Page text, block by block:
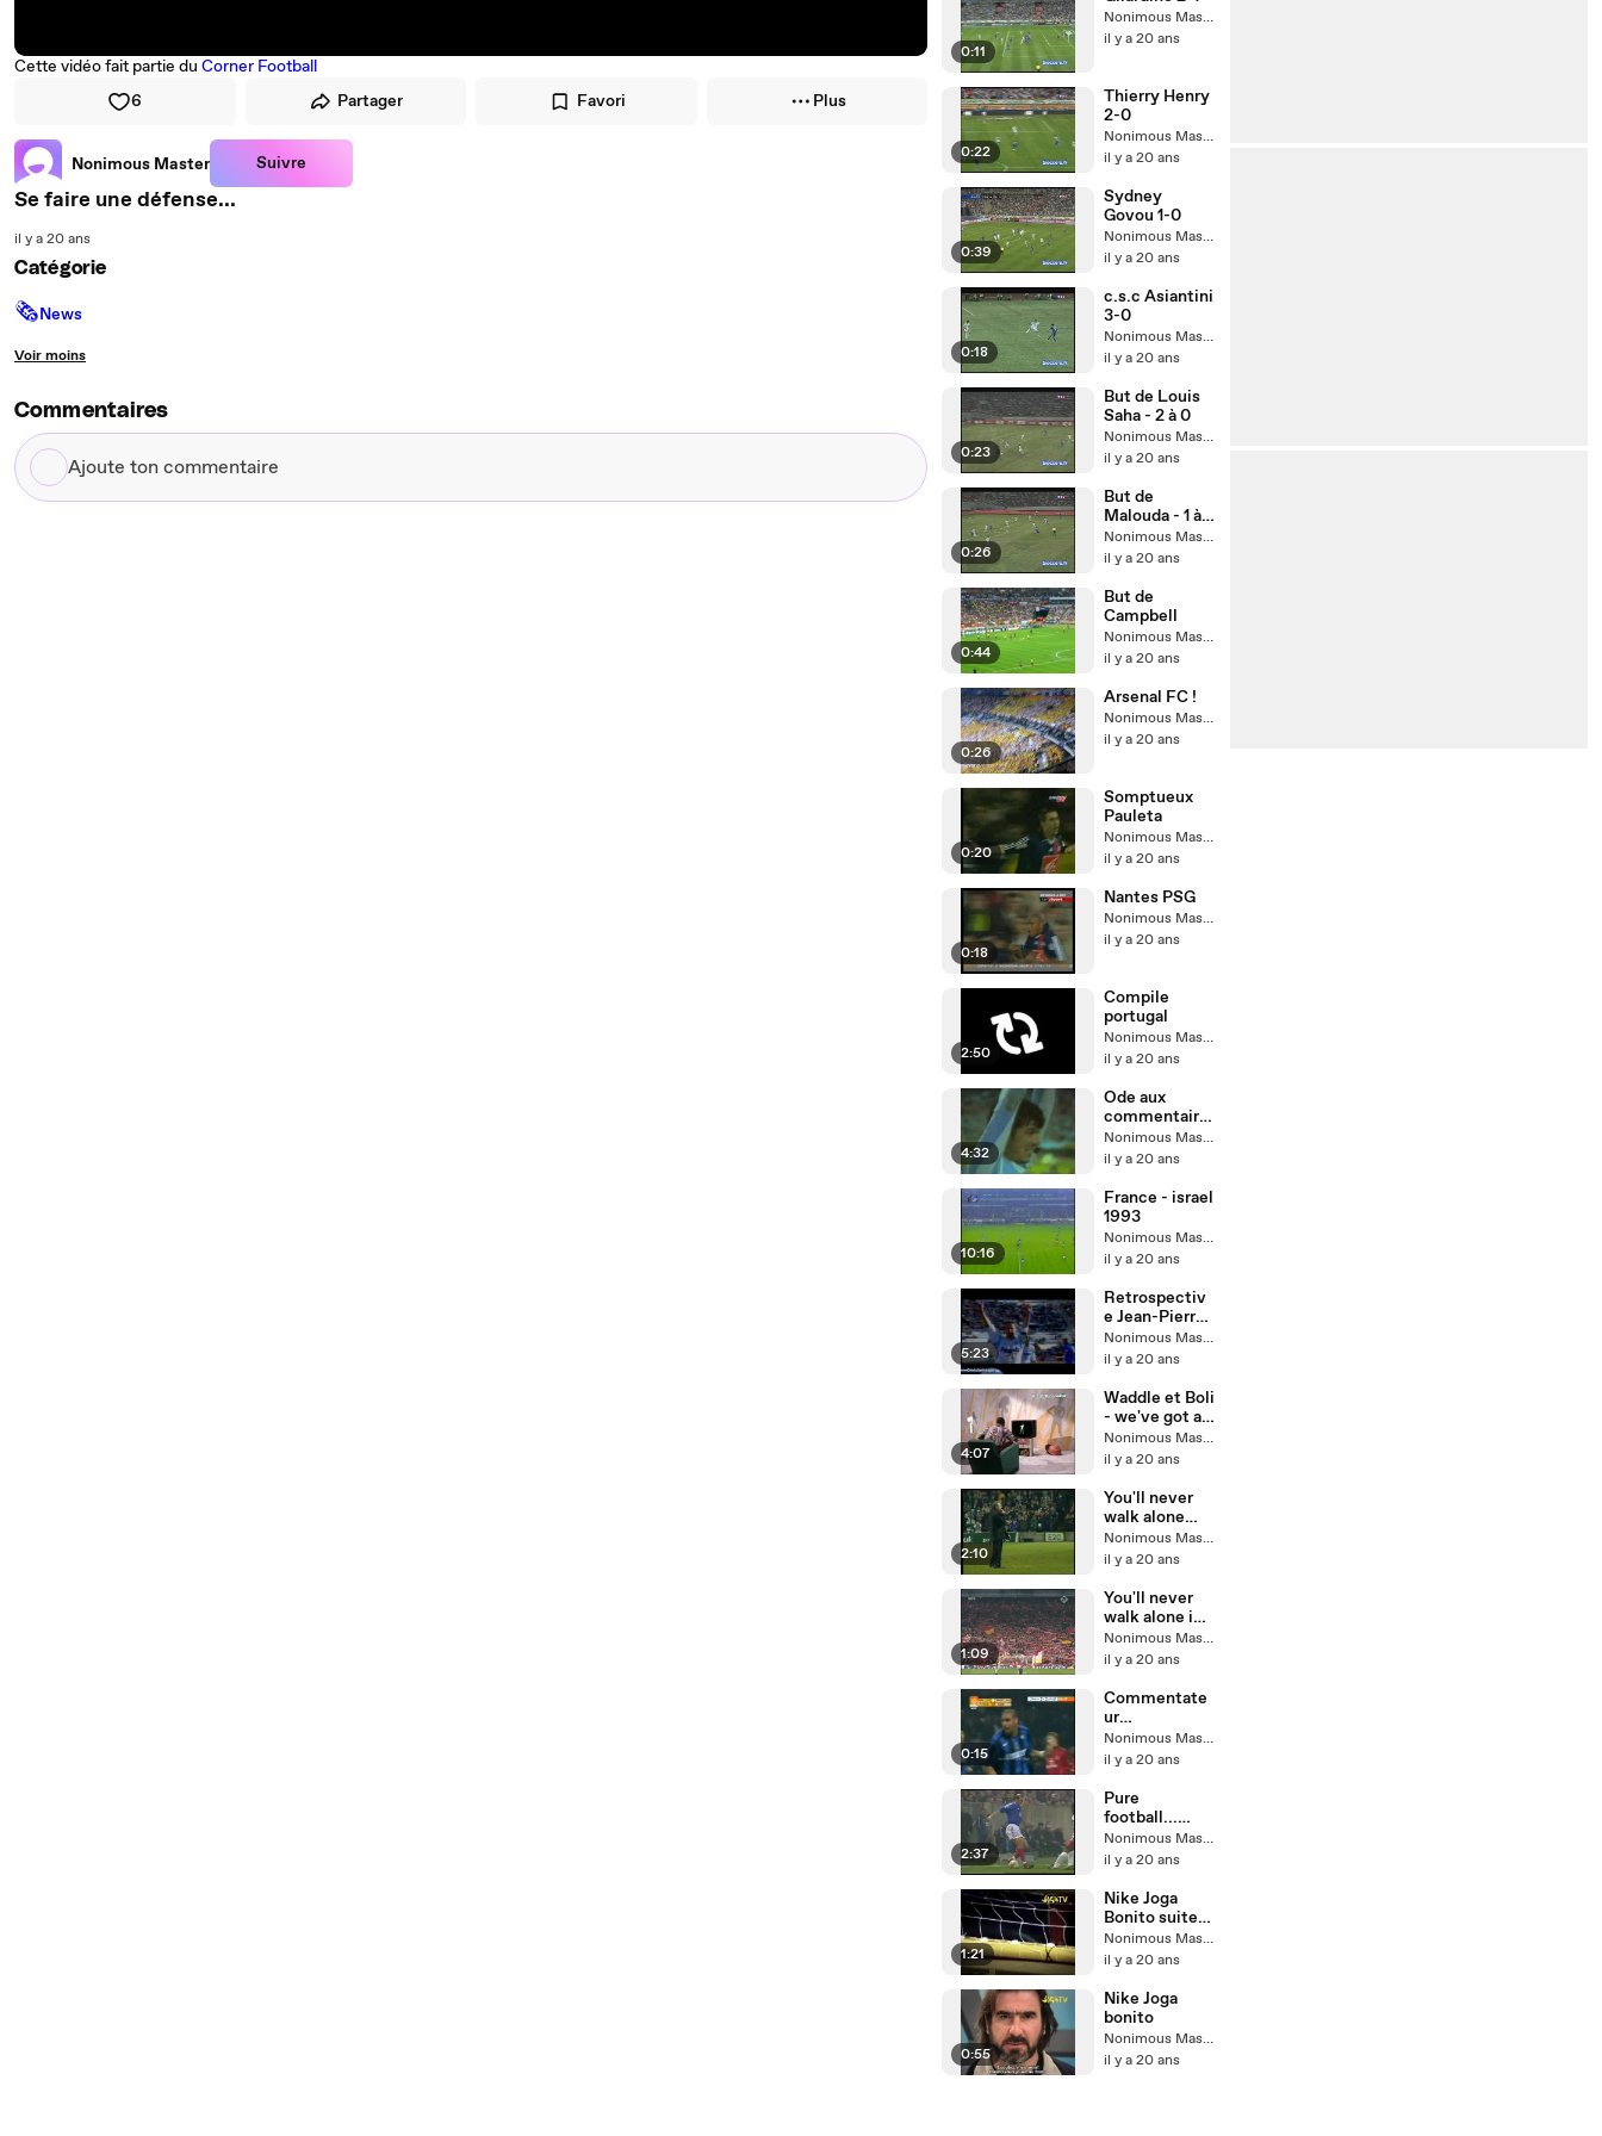
Cette vidéo fait partie du Corner Football
6
Partager Favori Plus
Nonimous Master Suivre
Se faire une défense...
il y a 20 ans
Catégorie
🗞News
Voir moins
Commentaires
Ajoute
ton
0:11
Nonimous Master
il y a 20 ans
0:22
Thierry Henry
2-0
Nonimous Master
il y a 20 ans
0:39
Sydney
Govou 1-0
Nonimous Master
il y a 20 ans
0:18
c.s.c Asiantini
3-0
Nonimous Master
il y a 20 ans
0:23
But de Louis
Saha - 2 à 0
Nonimous Master
il y a 20 ans
0:26
But de
Malouda - 1 à
0
Nonimous Master
il y a 20 ans
0:44
But de
Campbell
Nonimous Master
il y a 20 ans
0:26
Arsenal FC !
Nonimous Master
il y a 20 ans
0:20
Somptueux
Pauleta
Nonimous Master
il y a 20 ans
0:18
Nantes PSG
Nonimous Master
il y a 20 ans
2:50
Compile
portugal
Nonimous Master
il y a 20 ans
4:32
Ode aux
commentaire
s...
Nonimous Master
il y a 20 ans
10:16
France - israel
1993
Nonimous Master
il y a 20 ans
5:23
Retrospectiv
e Jean-Pierre
Papin
Nonimous Master
il y a 20 ans
4:07
Waddle et Boli
- we've got a
feeling
Nonimous Master
il y a 20 ans
2:10
You'll never
walk alone
Celtic Park
Nonimous Master
il y a 20 ans
1:09
You'll never
walk alone in
Liverpool
Nonimous Master
il y a 20 ans
0:15
Commentate
ur
enthousiasteNonimous Master
il y a 20 ans
2:37
Pure
football...
C'est beau
Nonimous Master
il y a 20 ans
1:21
Nike Joga
Bonito suite
(2)
Nonimous Master
il y a 20 ans
0:55
Nike Joga
bonito
Nonimous Master
il y a 20 ans